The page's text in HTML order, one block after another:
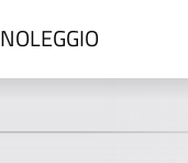
NOLEGGIO